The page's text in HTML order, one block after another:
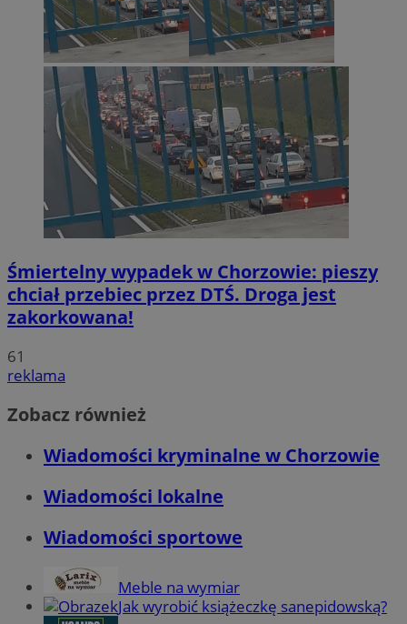
Śmiertelny wypadek w Chorzowie: pieszy
chciał przebiec przez DTŚ. Droga jest
zakorkowana!
61
reklama
Zobacz również
Wiadomości kryminalne w Chorzowie
Wiadomości lokalne
Wiadomości sportowe
Meble na wymiar
Jak wyrobić książeczkę sanepidowską?